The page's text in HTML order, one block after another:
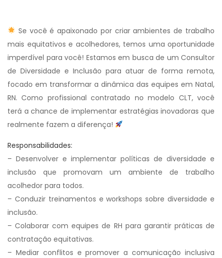
Se você é apaixonado por criar ambientes de trabalho
mais equitativos e acolhedores, temos uma oportunidade
imperdível para você! Estamos em busca de um Consultor
de Diversidade e Inclusão para atuar de forma remota,
focado em transformar a dinâmica das equipes em Natal,
RN. Como profissional contratado no modelo CLT, você
terá a chance de implementar estratégias inovadoras que
realmente fazem a diferença!
Responsabilidades:
– Desenvolver e implementar políticas de diversidade e
inclusão que promovam um ambiente de trabalho
acolhedor para todos.
– Conduzir treinamentos e workshops sobre diversidade e
inclusão.
– Colaborar com equipes de RH para garantir práticas de
contratação equitativas.
– Mediar conflitos e promover a comunicação inclusiva